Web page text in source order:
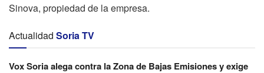
Sinova, propiedad de la empresa.
Actualidad Soria TV
Vox Soria alega contra la Zona de Bajas Emisiones y exige